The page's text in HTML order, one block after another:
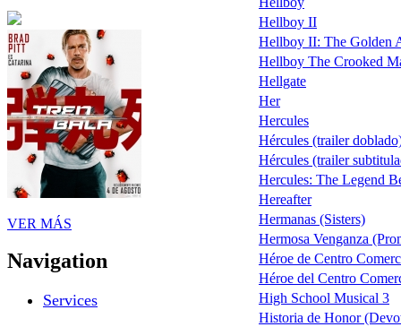
VER MÁS
Navigation
Services
Hellboy II
Hellboy II: The Golden
Hellboy The Crooked
Hellgate
Her
Hercules
Hércules (trailer
Hércules (trailer
Hercules: The Legend
Hereafter
Hermanas (Sisters)
Hermosa Venganza
Héroe de Centro
Héroe del Centro
High School Musical 3
Historia de Honor